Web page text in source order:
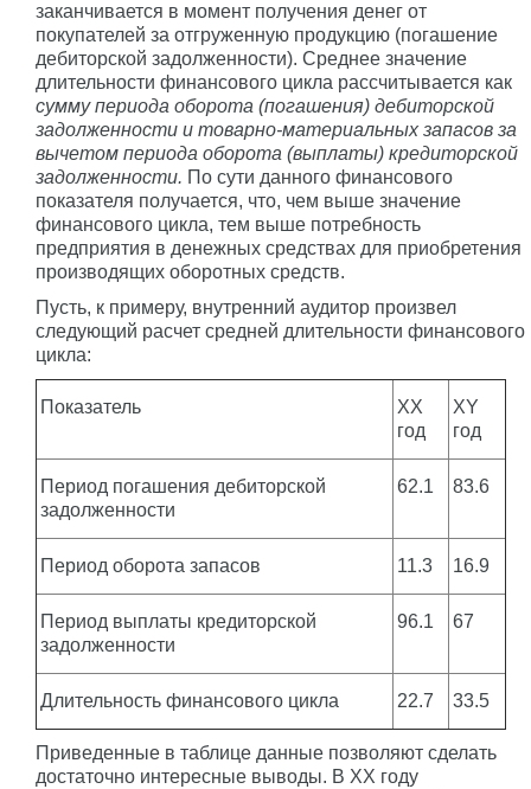
заканчивается в момент получения денег от
покупателей за отгруженную продукцию (погашение
дебиторской задолженности). Среднее значение
длительности финансового цикла рассчитывается как
сумму периода оборота (погашения) дебиторской
задолженности и товарно-материальных запасов за
вычетом периода оборота (выплаты) кредиторской
задолженности. По сути данного финансового
показателя получается, что, чем выше значение
финансового цикла, тем выше потребность
предприятия в денежных средствах для приобретения
производящих оборотных средств.
Пусть, к примеру, внутренний аудитор произвел
следующий расчет средней длительности финансового
цикла:
Показатель
XX
год
XY
год
Период погашения дебиторской
задолженности
62.1 83.6
Период оборота запасов 11.3 16.9
Период выплаты кредиторской
задолженности
96.1 67
Длительность финансового цикла 22.7 33.5
Приведенные в таблице данные позволяют сделать
достаточно интересные выводы. В XX году